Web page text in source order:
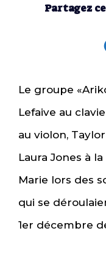
Partagez
Le groupe
Lefaive au
au violon,
Laura Jones à
Marie lors des
qui se
1er décembre